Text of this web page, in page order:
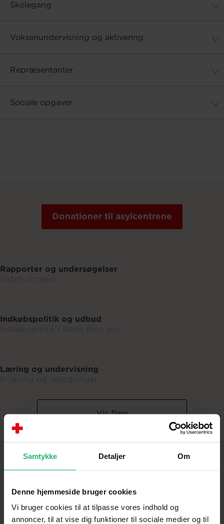
Samtykke Detaljer Om
Denne hjemmeside bruger cookies
Vi bruger cookies til at tilpasse vores indhold og
annoncer, til at vise dig funktioner til sociale medier og til
Skolegang
Voksenundervisning og aktivering
Repræsentanter
Sociale opgaver
Donationer til asylcentrene
Rapporter og undersøgelser
Viden om asyl
Indkøbspolitik og udbud
Indkøbspolitik i Røde Kors asyl
Læring og undervisning
E-læring og vejledninger
Vis flere
Kontaktinformationer